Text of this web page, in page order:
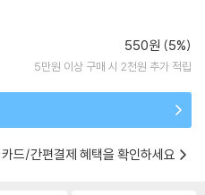
550원 (5%)
5만원 이상 구매 시 2천원 추가 적립
카드/간편결제 혜택을 확인하세요